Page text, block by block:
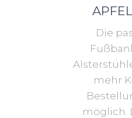
Die
mehr
möglich.